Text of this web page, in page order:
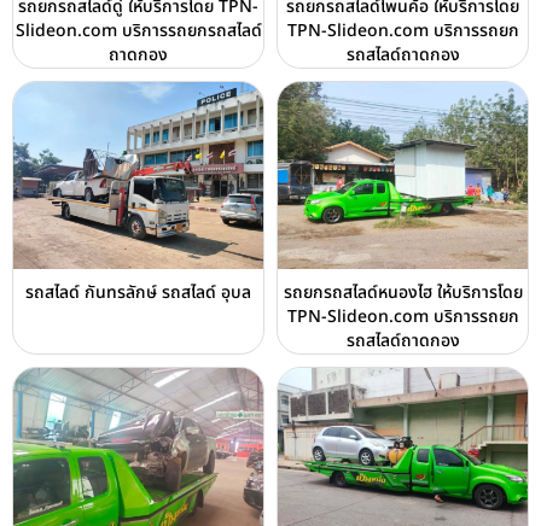
รถยกรถสไลด์ดู่ ให้บริการโดย TPN-
Slideon.com บริการรถยกรถสไลด์
ถาดกอง
รถยกรถสไลด์โพนค้อ ให้บริการโดย
TPN-Slideon.com บริการรถยก
รถสไลด์ถาดกอง
รถสไลด์ กันทรลักษ์ รถสไลด์ อุบล
รถยกรถสไลด์หนองไฮ ให้บริการโดย
TPN-Slideon.com บริการรถยก
รถสไลด์ถาดกอง